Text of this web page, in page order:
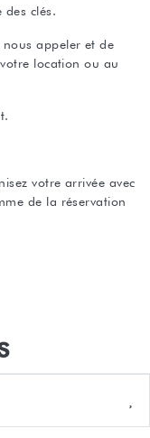
clés.
appeler et de
location ou au
votre arrivée avec
de la réservation